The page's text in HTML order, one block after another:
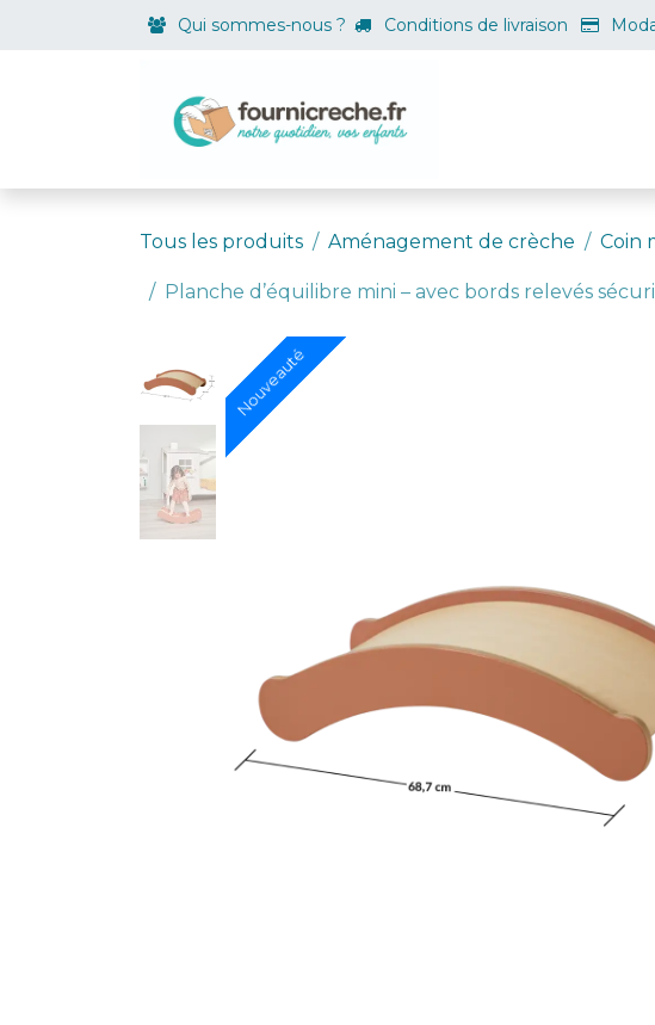
Se rendre au contenuQui sommes-nous ? Conditions de livraison
Tous les produits Aménagement de crèche Coin
Planche d’équilibre mini – avec bords relevés
Nouveauté
Nouveauté